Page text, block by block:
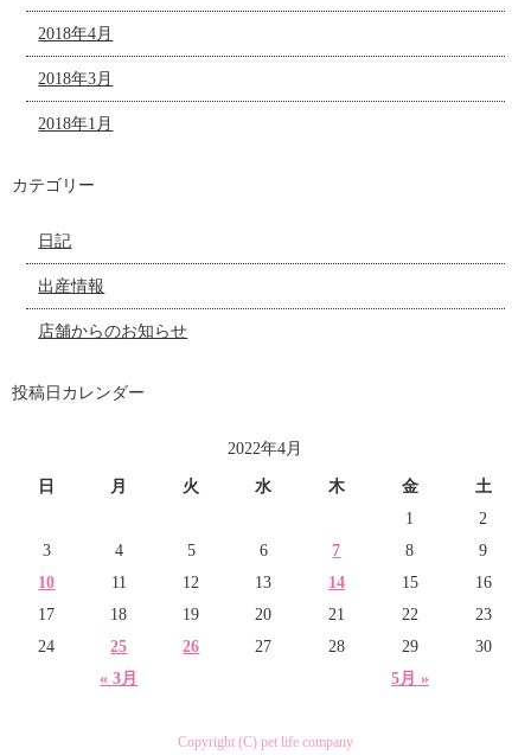
2018年4月
2018年3月
2018年1月
カテゴリー
日記
出産情報
店舗からのお知らせ
投稿日カレンダー
2022年4月
日 月 火 水 木 金 土
« 3月 5月 »
1
2
3
4 5 6 7 8
9
10
11 12 13 14 15
16
17
18 19 20 21 22
23
24
25 26 27 28 29 30
Copyright (C) pet life company